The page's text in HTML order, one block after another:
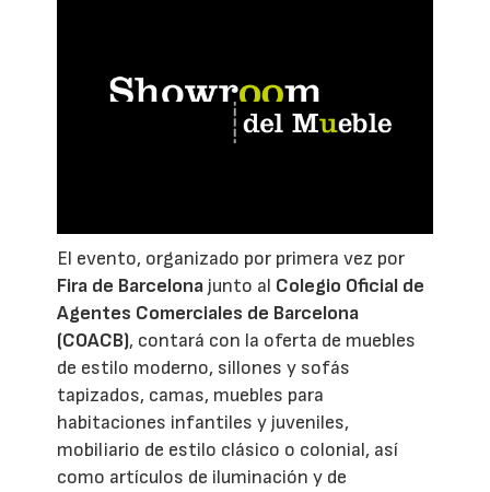
El evento, organizado por primera vez por
Fira de Barcelonajunto al Colegio Oficial de
Agentes Comerciales de Barcelona
(COACB), contará con la oferta de muebles
de estilo moderno, sillones y sofás
tapizados, camas, muebles para
habitaciones infantiles y juveniles,
mobiliario de estilo clásico o colonial, así
como artículos de iluminación y de